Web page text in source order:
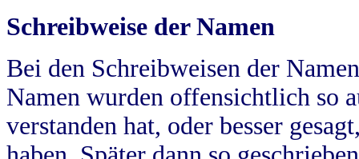
Schreibweise der Namen
Bei den Schreibweisen der
Namen wurden offensichtlich so
verstanden hat, oder besser